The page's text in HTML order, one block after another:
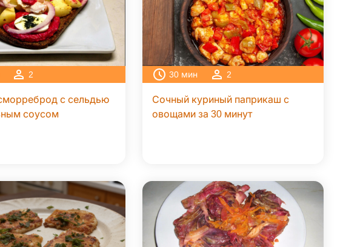
2
с сельдью
соусом
30 мин 2
Сочный куриный паприкаш с
овощами за 30 минут